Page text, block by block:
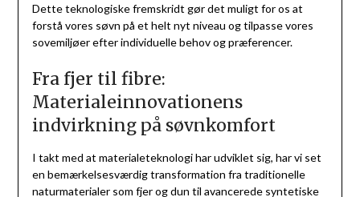
Dette teknologiske fremskridt gør det muligt for os at
forstå vores søvn på et helt nyt niveau og tilpasse vores
sovemiljøer efter individuelle behov og præferencer.
Fra fjer til fibre:
Materialeinnovationens
indvirkning på søvnkomfort
I takt med at materialeteknologi har udviklet sig, har vi set
en bemærkelsesværdig transformation fra traditionelle
naturmaterialer som fjer og dun til avancerede syntetiske